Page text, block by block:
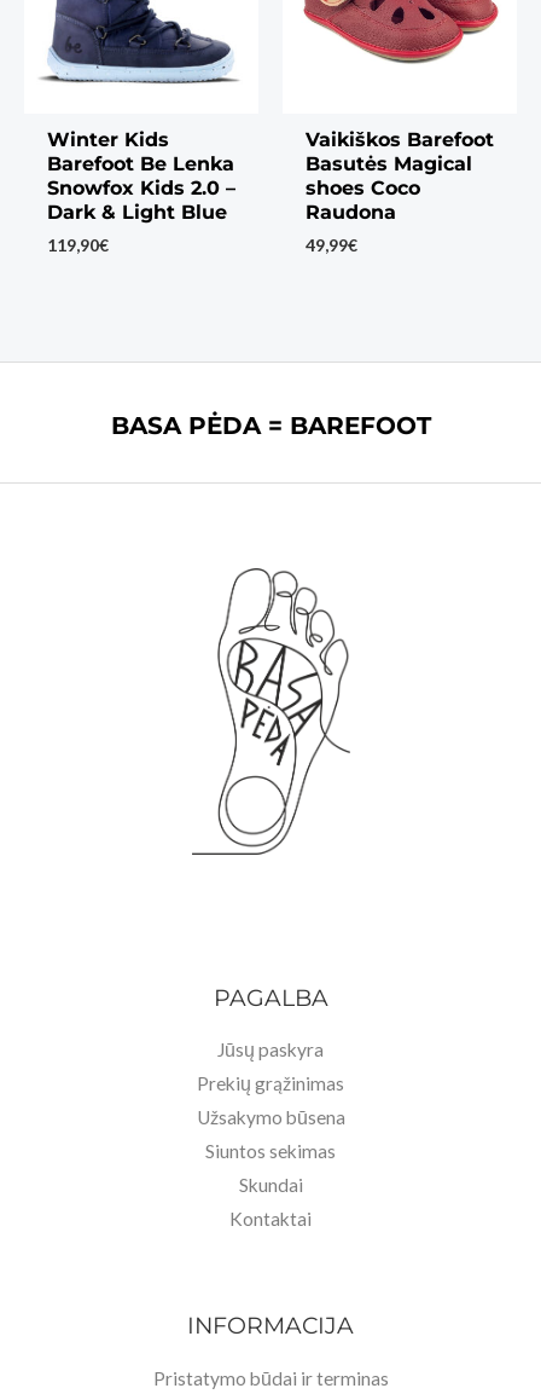
Winter Kids
Barefoot Be Lenka
Snowfox Kids 2.0 –
Dark & Light Blue
119,90€
Vaikiškos Barefoot
Basutės Magical
shoes Coco
Raudona
49,99€
BASA PĖDA = BAREFOOT
PAGALBA
Jūsų paskyra
Prekių grąžinimas
Užsakymo būsena
Siuntos sekimas
Skundai
Kontaktai
INFORMACIJA
Pristatymo būdai ir terminas